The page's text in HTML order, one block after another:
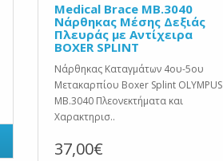
Medical Brace MB.3040
Νάρθηκας Μέσης Δεξιάς
Πλευράς με Αντίχειρα
BOXER SPLINT
Νάρθηκας Καταγμάτων 4ου-5ου
Μετακαρπίου Boxer Splint OLYMPUS
MB.3040 Πλεονεκτήματα και
Χαρακτηρισ..
37,00€